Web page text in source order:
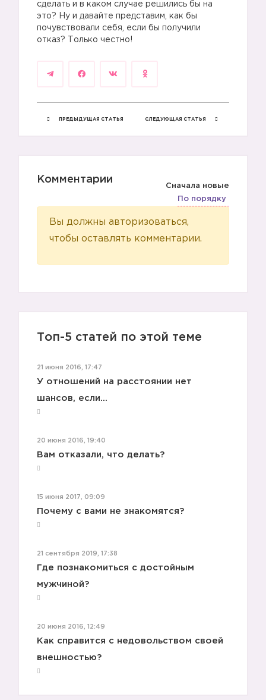
🙆🏼
сделать и в каком случае решились бы на
это? Ну и давайте представим, как бы
почувствовали себя, если бы получили
отказ? Только честно!
ПРЕДЫДУЩАЯ СТАТЬЯ СЛЕДУЮЩАЯ СТАТЬЯ
Комментарии
Сначала новые
По порядку
Вы должны авторизоваться,
чтобы оставлять комментарии.
Топ-5 статей по этой теме
21 июня 2016, 17:47
У отношений на расстоянии нет
шансов, если...
20 июня 2016, 19:40
Вам отказали, что делать?
15 июня 2017, 09:09
Почему с вами не знакомятся?
21 сентября 2019, 17:38
Где познакомиться с достойным
мужчиной?
20 июня 2016, 12:49
Как справится с недовольством своей
внешностью?